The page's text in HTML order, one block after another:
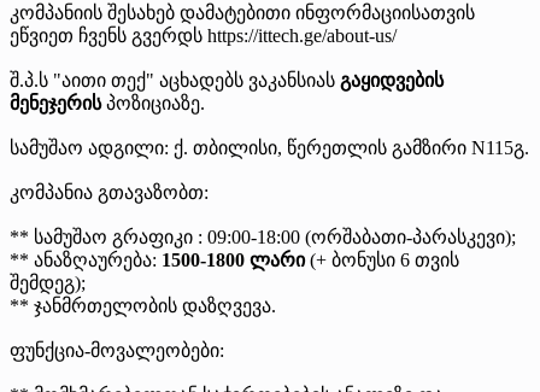
კომპანიის შესახებ დამატებითი ინფორმაციისათვის
ეწვიეთ ჩვენს გვერდს https://ittech.ge/about-us/
შ.პ.ს "აითი თექ" აცხადებს ვაკანსიას გაყიდვების
მენეჯერისპოზიციაზე.
სამუშაო ადგილი: ქ. თბილისი, წერეთლის გამზირი N115გ.
კომპანია გთავაზობთ:
** სამუშაო გრაფიკი : 09:00-18:00 (ორშაბათი-პარასკევი);
** ანაზღაურება: 1500-1800 ლარი(+ ბონუსი 6 თვის
შემდეგ);
** ჯანმრთელობის დაზღვევა.
ფუნქცია-მოვალეობები: